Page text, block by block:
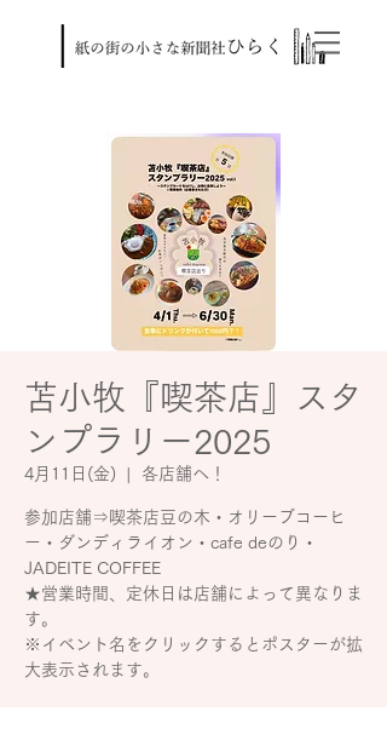
苫小牧『喫茶店』スタ
ンプラリー2025
4月11日(金) 各店舗へ！
参加店舗⇒喫茶店豆の木・オリーブコーヒ
ー・ダンディライオン・cafe deのり・
JADEITE COFFEE
★営業時間、定休日は店舗によって異なりま
す。
※イベント名をクリックするとポスターが拡
大表示されます。